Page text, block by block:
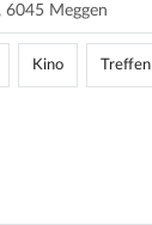
6045 Meggen
Kino Treffen